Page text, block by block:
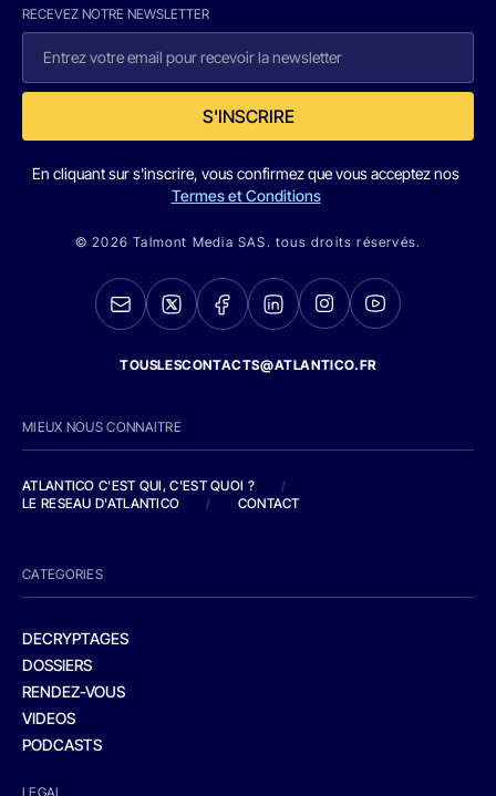
RECEVEZ NOTRE NEWSLETTER
S'INSCRIRE
En cliquant sur s'inscrire, vous confirmez que vous acceptez nos
Termes et Conditions
© 2026 Talmont Media SAS. tous droits réservés.
TOUSLESCONTACTS@ATLANTICO.FR
MIEUX NOUS CONNAITRE
ATLANTICO C'EST QUI, C'EST QUOI ?
/
LE RESEAU D'ATLANTICO
/ CONTACT
CATEGORIES
DECRYPTAGES
DOSSIERS
RENDEZ-VOUS
VIDEOS
PODCASTS
LEGAL